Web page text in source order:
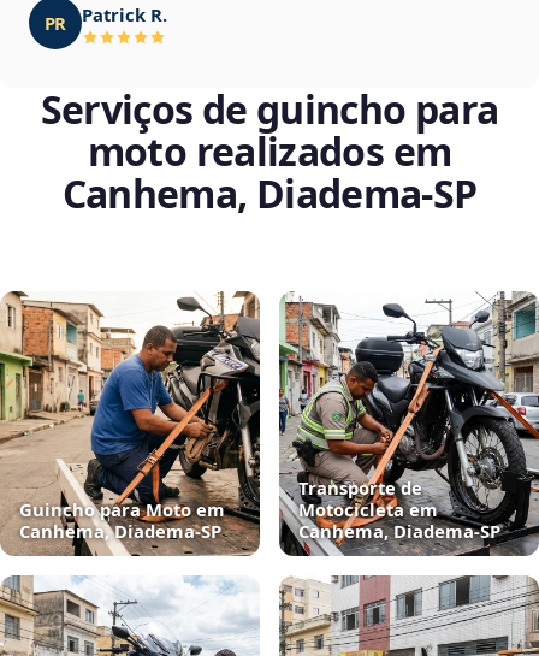
PR Patrick R.
Serviços de guincho para
moto realizados em
Canhema, Diadema‑SP
Guincho para Moto em
Canhema, Diadema‑SP
Transporte de
Motocicleta em
Canhema, Diadema‑SP